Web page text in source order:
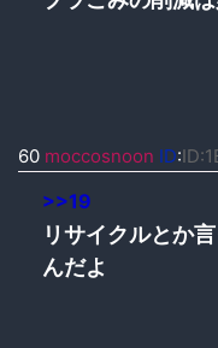
60 moccosnoon ID:
>>19
リサイクルとか
んだよ